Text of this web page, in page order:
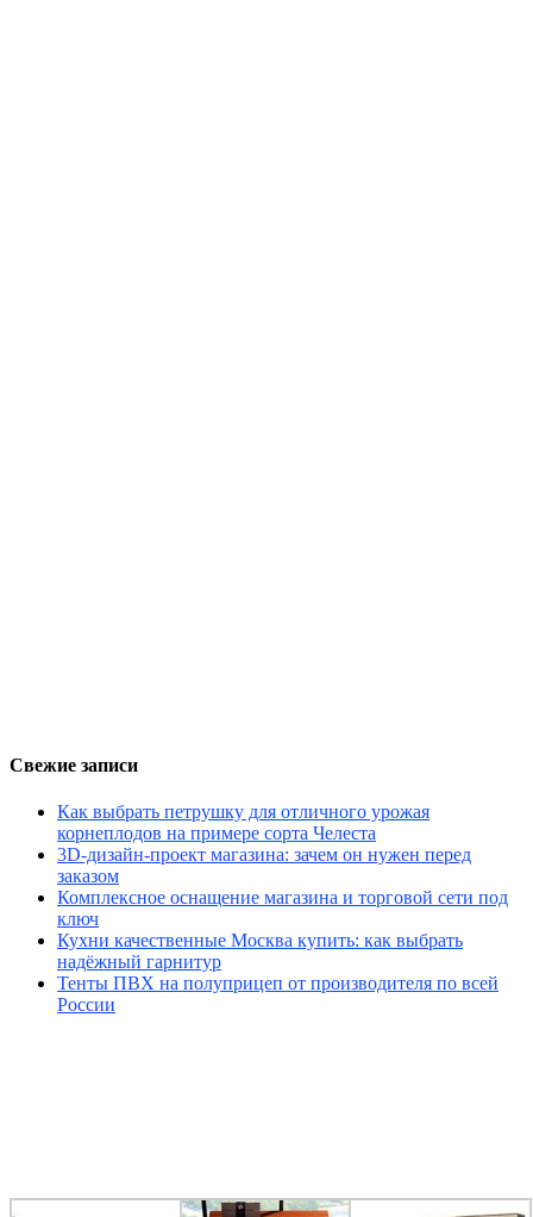
Свежие записи
Как выбрать петрушку для отличного урожая
корнеплодов на примере сорта Челеста
3D-дизайн-проект магазина: зачем он нужен перед
заказом
Комплексное оснащение магазина и торговой сети под
ключ
Кухни качественные Москва купить: как выбрать
надёжный гарнитур
Тенты ПВХ на полуприцеп от производителя по всей
России